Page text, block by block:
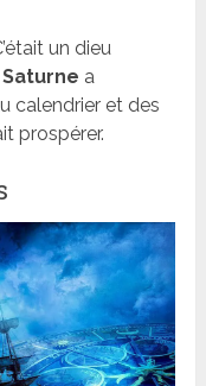
un dieu
Saturne a
calendrier et des
prospérer.